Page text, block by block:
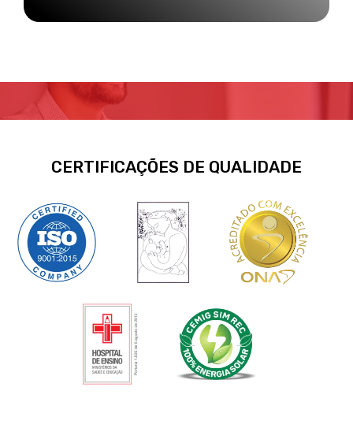
CERTIFICAÇÕES DE QUALIDADE